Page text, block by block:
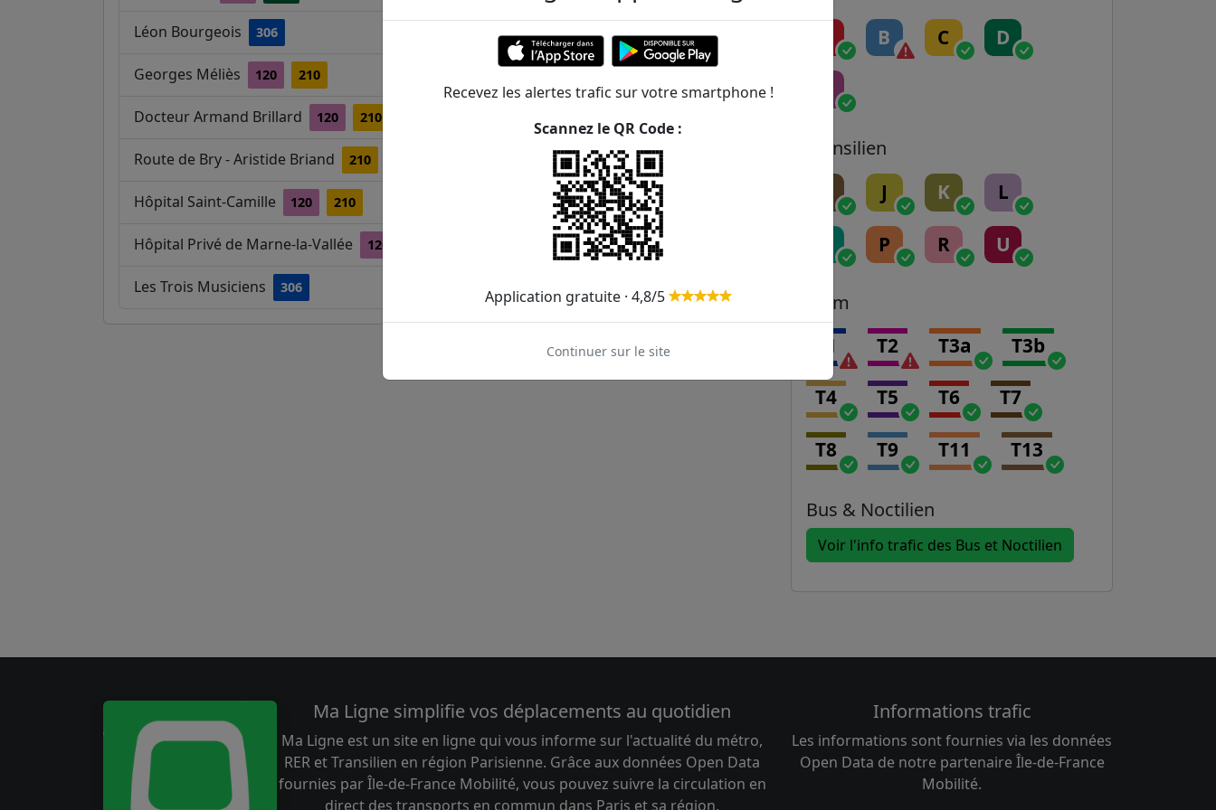
Léon Bourgeois 306
Georges Méliès 120 210 387m
Docteur Armand Brillard 120 210
Route de Bry - Aristide Briand 210
Hôpital Saint-Camille 120 210
Hôpital Privé de Marne-la-Vallée 120
Les Trois Musiciens 306
B C D
Transilien
J K L
P R U
Tram
T1 T2 T3a T3b
T4 T5 T6 T7
T8 T9 T11 T13
Bus & Noctilien
Voir l'info trafic des Bus et Noctilien
Ma Ligne simplifie vos déplacements au quotidien
Ma Ligne est un site en ligne qui vous informe sur l'actualité du métro,
RER et Transilien en région Parisienne. Grâce aux données Open Data
fournies par Île-de-France Mobilité, vous pouvez suivre la circulation en
direct des transports en commun dans Paris et sa région.
Informations trafic
Les informations sont fournies via les données
Open Data de notre partenaire Île-de-France
Mobilité.
Recevez les alertes trafic sur votre smartphone !
Scannez le QR Code :
Application gratuite · 4,8/5
Continuer sur le site